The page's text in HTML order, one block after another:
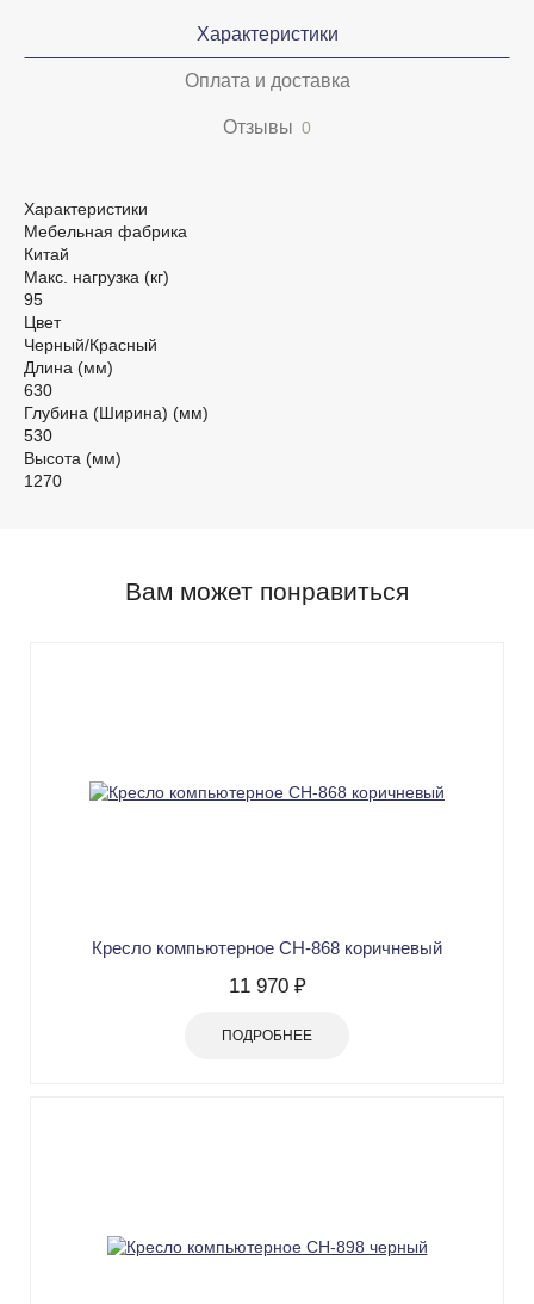
Характеристики
Оплата и доставка
Отзывы 0
Характеристики
Мебельная фабрика
Китай
Макс. нагрузка (кг)
95
Цвет
Черный/Красный
Длина (мм)
630
Глубина (Ширина) (мм)
530
Высота (мм)
1270
Вам может понравиться
Кресло компьютерное СН-868 коричневый
11 970 ₽
ПОДРОБНЕЕ